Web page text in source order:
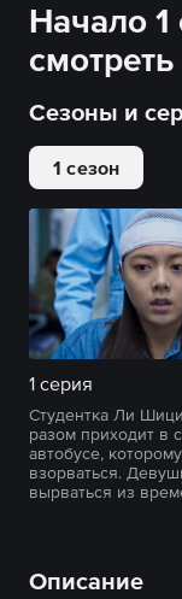
Начало 1
Сезоны и
1 сезон
1 серия
Студентка Ли
разом приходит в
автобусе,
взорваться.
вырваться из
Описание